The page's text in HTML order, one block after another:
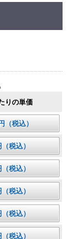
りの単価
（税込）
税込）
税込）
税込）
税込）
税込）